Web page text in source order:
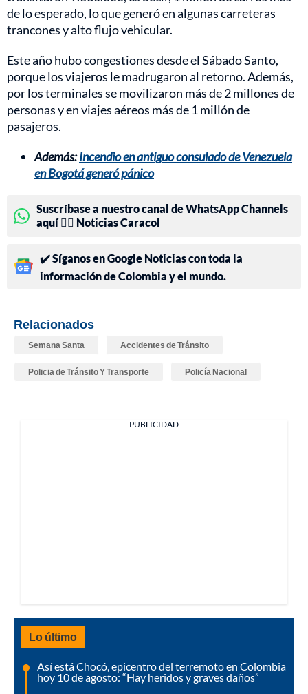
de lo esperado, lo que generó en algunas carreteras
trancones y alto flujo vehicular.
Este año hubo congestiones desde el Sábado Santo,
porque los viajeros le madrugaron al retorno. Además,
por los terminales se movilizaron más de 2 millones de
personas y en viajes aéreos más de 1 millón de
pasajeros.
Además:Incendio en antiguo consulado de Venezuela
en Bogotá generó pánico
Suscríbase a nuestro canal de WhatsApp Channels
aquí 👉🏻 Noticias Caracol
✔️ Síganos en Google Noticias con toda la
información de Colombia y el mundo.
Relacionados
Semana Santa Accidentes de Tránsito
Policia de Tránsito Y Transporte Policía Nacional
PUBLICIDAD
Lo último
Así está Chocó, epicentro del terremoto en Colombia
hoy 10 de agosto: “Hay heridos y graves daños”